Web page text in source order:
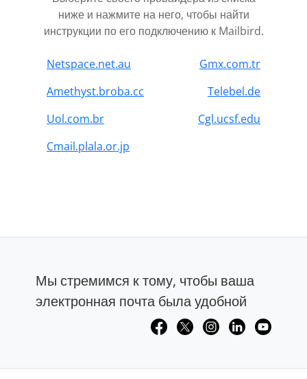
ниже и нажмите на него, чтобы найти
инструкции по его подключению к Mailbird.
Netspace.net.au
Gmx.com.tr
Amethyst.broba.cc
Telebel.de
Uol.com.br
Cgl.ucsf.edu
Cmail.plala.or.jp
Мы стремимся к тому, чтобы ваша
электронная почта была удобной